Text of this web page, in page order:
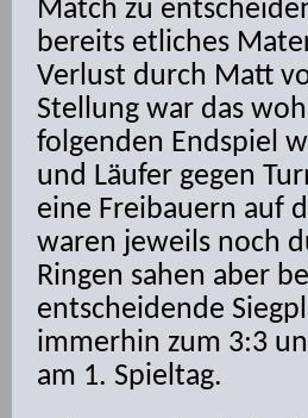
Match zu
bereits etliches
Verlust durch Matt
Stellung war das
folgenden Endspiel
und Läufer gegen
eine Freibauern auf
waren jeweils noch
Ringen sahen aber
entscheidende
immerhin zum 3:3
am 1. Spieltag.